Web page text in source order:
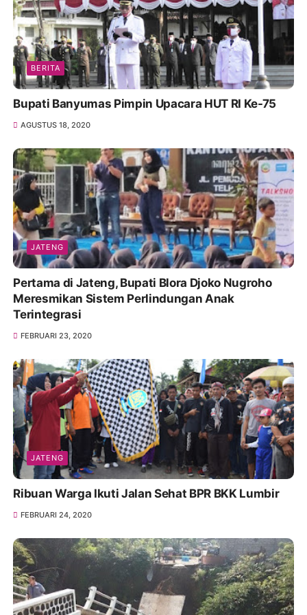
BERITA
Bupati Banyumas Pimpin Upacara HUT RI Ke-75
AGUSTUS 18, 2020
JATENG
Pertama di Jateng, Bupati Blora Djoko Nugroho
Meresmikan Sistem Perlindungan Anak
Terintegrasi
FEBRUARI 23, 2020
JATENG
Ribuan Warga Ikuti Jalan Sehat BPR BKK Lumbir
FEBRUARI 24, 2020